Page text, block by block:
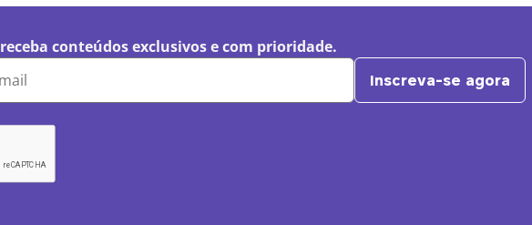
conteúdos exclusivos e com prioridade.
Inscreva-se agora